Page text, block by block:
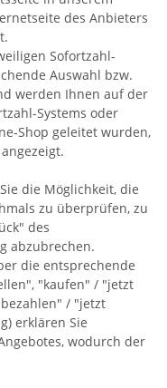
des Anbieters
Sofortzahl-
Auswahl bzw.
werden Ihnen auf der
Systems oder
Shop geleitet wurden,
die Möglichkeit, die
zu überprüfen, zu
des
abzubrechen.
die entsprechende
"kaufen" / "jetzt
/ "jetzt
erklären Sie
wodurch der